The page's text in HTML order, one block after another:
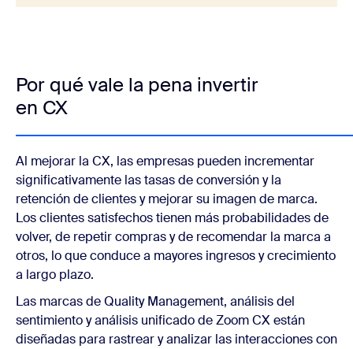
Por qué vale la pena invertir
en CX
Al mejorar la CX, las empresas pueden incrementar
significativamente las tasas de conversión y la
retención de clientes y mejorar su imagen de marca.
Los clientes satisfechos tienen más probabilidades de
volver, de repetir compras y de recomendar la marca a
otros, lo que conduce a mayores ingresos y crecimiento
a largo plazo.
Las marcas de Quality Management, análisis del
sentimiento y análisis unificado de Zoom CX están
diseñadas para rastrear y analizar las interacciones con